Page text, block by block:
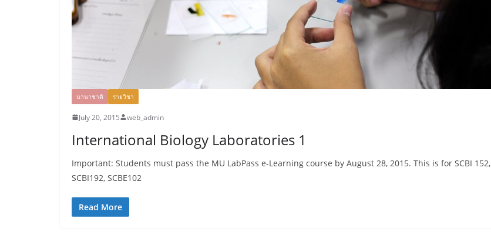
นานาชาติ รายวิชา
July 20, 2015 web_admin
International Biology Laboratories 1
Important: Students must pass the MU LabPass e-Learning course by August 28, 2015. This is for SCBI 152,
SCBI192, SCBE102
Read More